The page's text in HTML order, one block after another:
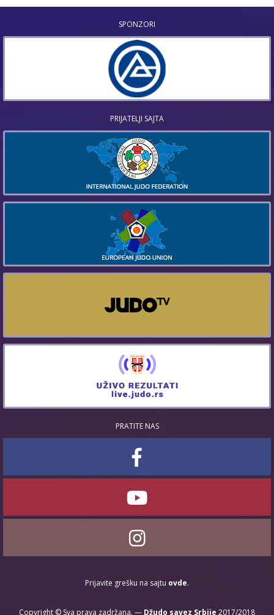
SPONZORI
PRIJATELJI SAJTA
PRATITE NAS
Prijavite grešku na sajtu ovde.
Copyright © Sva prava zadržana. — Džudo savez Srbije 2017/2018